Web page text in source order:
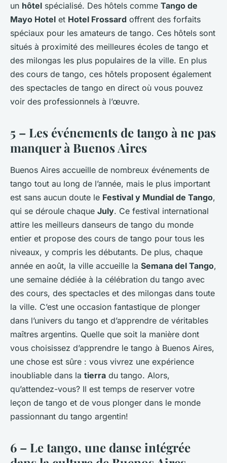
un hôtel spécialisé. Des hôtels comme Tango de
Mayo Hotel et Hotel Frossard offrent des forfaits
spéciaux pour les amateurs de tango. Ces hôtels sont
situés à proximité des meilleures écoles de tango et
des milongas les plus populaires de la ville. En plus
des cours de tango, ces hôtels proposent également
des spectacles de tango en direct où vous pouvez
voir des professionnels à l’œuvre.
5 – Les événements de tango à ne pas
manquer à Buenos Aires
Buenos Aires accueille de nombreux événements de
tango tout au long de l’année, mais le plus important
est sans aucun doute le Festival y Mundial de Tango,
qui se déroule chaque July. Ce festival international
attire les meilleurs danseurs de tango du monde
entier et propose des cours de tango pour tous les
niveaux, y compris les débutants. De plus, chaque
année en août, la ville accueille la Semana del Tango,
une semaine dédiée à la célébration du tango avec
des cours, des spectacles et des milongas dans toute
la ville. C’est une occasion fantastique de plonger
dans l’univers du tango et d’apprendre de véritables
maîtres argentins. Quelle que soit la manière dont
vous choisissez d’apprendre le tango à Buenos Aires,
une chose est sûre : vous vivrez une expérience
inoubliable dans la tierra du tango. Alors,
qu’attendez-vous? Il est temps de reserver votre
leçon de tango et de vous plonger dans le monde
passionnant du tango argentin!
6 – Le tango, une danse intégrée